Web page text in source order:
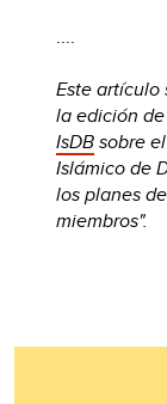
....
Este
la edición
IsDBsobre
Islámico de
los planes
miembros".